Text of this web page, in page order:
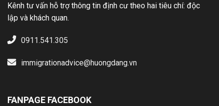
Kênh tư vấn hỗ trợ thông tin định cư theo hai tiêu chí: độc
lập và khách quan.
0911.541.305
immigrationadvice@huongdang.vn
FANPAGE FACEBOOK